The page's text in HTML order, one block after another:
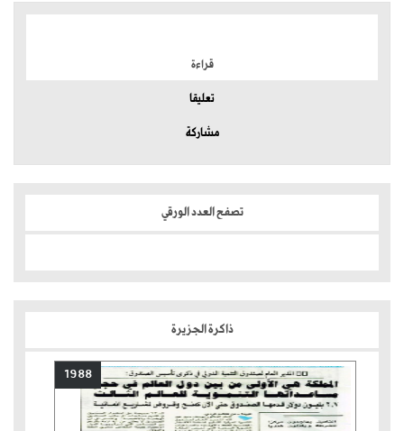
قراءة
تعليقا
مشاركة
تصفح العدد الورقي
ذاكرة الجزيرة
1988